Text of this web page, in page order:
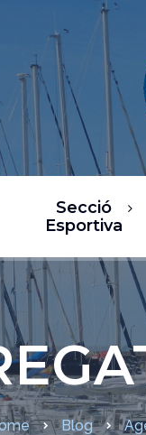
Secció
Esportiva
de Vela
Fitness
COVID-19
Oci /
Blog